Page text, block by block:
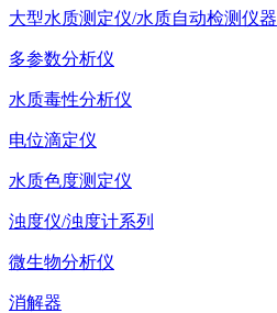
大型水质测定仪/水质自动检测仪器
多参数分析仪
水质毒性分析仪
电位滴定仪
水质色度测定仪
浊度仪/浊度计系列
微生物分析仪
消解器